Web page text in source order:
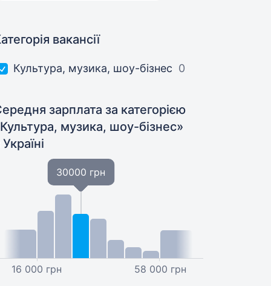
вакансії
Культура, музика, шоу-бізнес 0
зарплата за категорією
музика, шоу-бізнес»
Україні
16 000 грн
30000 грн
58 000 грн